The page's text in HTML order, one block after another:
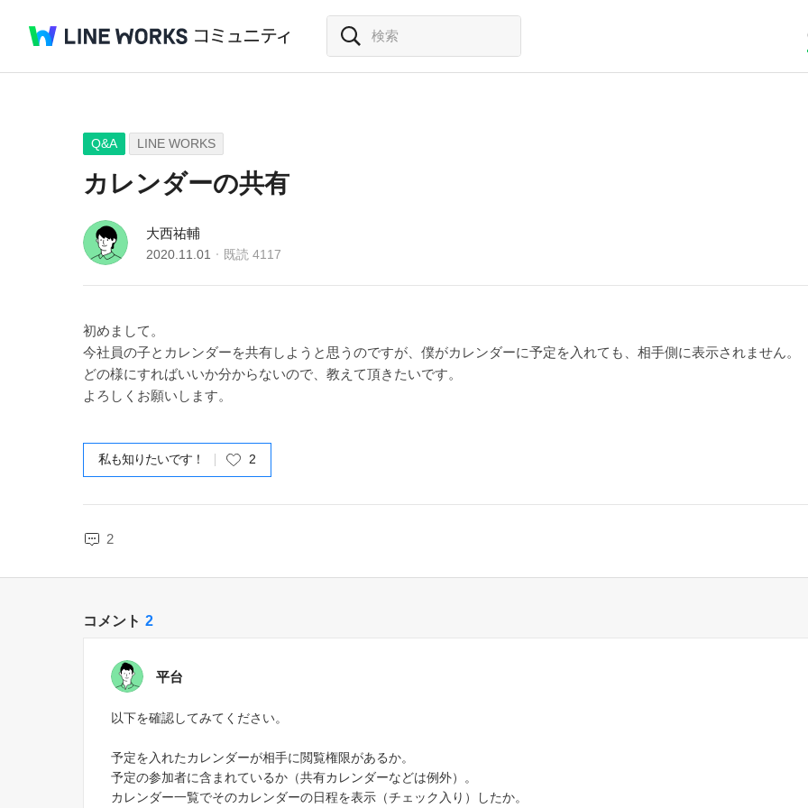
Q&A LINE WORKS
カレンダーの共有
大西祐輔
2020.11.01 既読 4117
初めまして。
今社員の子とカレンダーを共有しようと思うのですが、僕がカレンダーに予定を入れても、相手側に表示されません。
どの様にすればいいか分からないので、教えて頂きたいです。
よろしくお願いします。
私も知りたいです！ 2
2
コメント 2
平台
以下を確認してみてください。
予定を入れたカレンダーが相手に閲覧権限があるか。
予定の参加者に含まれているか（共有カレンダーなどは例外）。
カレンダー一覧でそのカレンダーの日程を表示（チェック入り）したか。